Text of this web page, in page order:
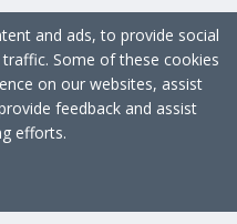
and ads, to provide social
Some of these cookies
on our websites, assist
feedback and assist
efforts.